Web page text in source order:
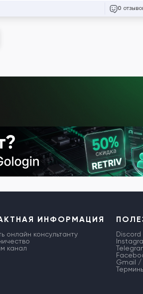
0
ИНФОРМАЦИЯ
онлайн консультанту
канал
Discord
Gmail /